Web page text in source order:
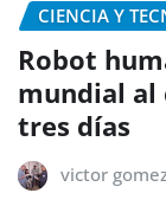
CIENCIA Y
Robot
mundial al
tres días
victor